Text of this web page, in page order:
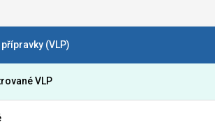
(VLP)
VLP